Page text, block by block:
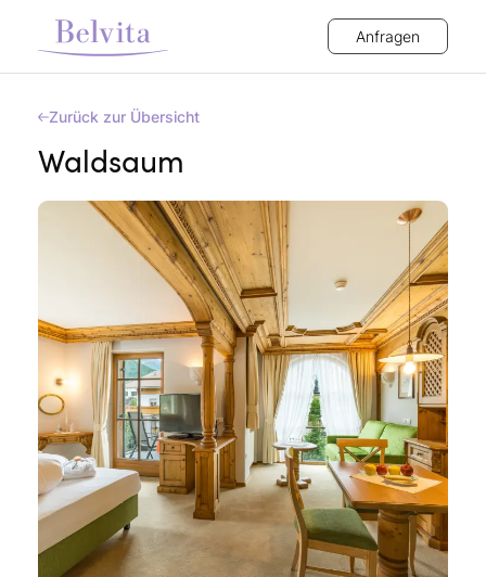
Anfragen
Zurück zur Übersicht
Waldsaum